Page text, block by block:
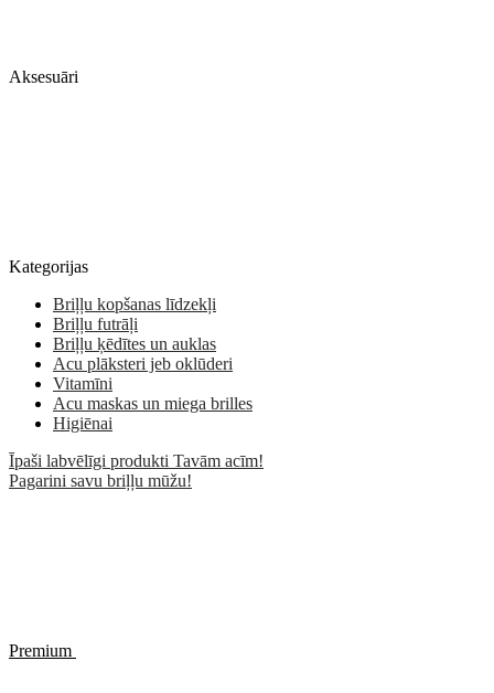
Aksesuāri
Kategorijas
Briļļu kopšanas līdzekļi
Briļļu futrāļi
Briļļu ķēdītes un auklas
Acu plāksteri jeb oklūderi
Vitamīni
Acu maskas un miega brilles
Higiēnai
Īpaši labvēlīgi produkti Tavām acīm!
Pagarini savu briļļu mūžu!
Premium